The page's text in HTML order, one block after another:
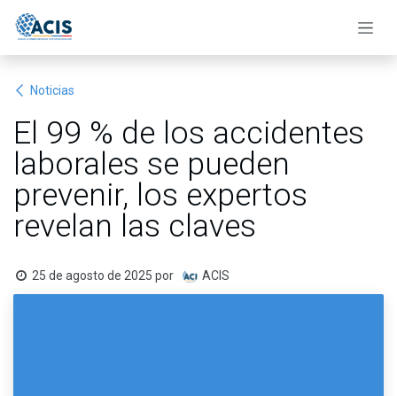
Noticias
El 99 % de los accidentes
laborales se pueden
prevenir, los expertos
revelan las claves
25 de agosto de 2025 por ACIS